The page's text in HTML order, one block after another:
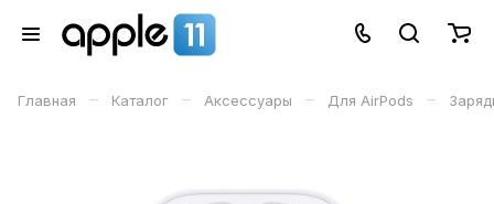
Главная – Каталог – Аксессуары – Для AirPods –